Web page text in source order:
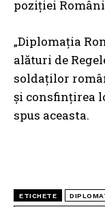
poziției
„Diplomația
alături de
soldaților
și consfințirea
spus aceasta.
ETICHETE